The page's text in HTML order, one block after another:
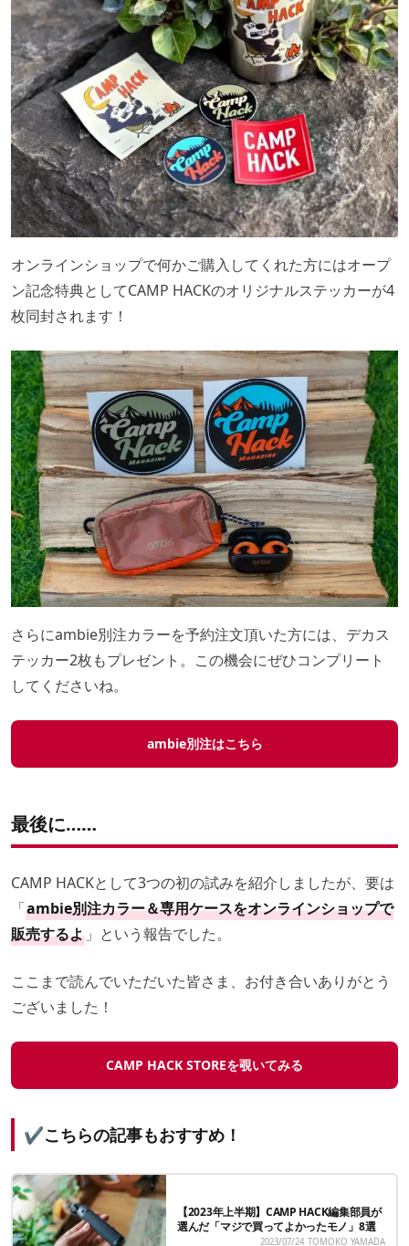
オンラインショップで何かご購入してくれた方にはオープ
ン記念特典としてCAMP HACKのオリジナルステッカーが4
枚同封されます！
さらにambie別注カラーを予約注文頂いた方には、デカス
テッカー2枚もプレゼント。この機会にぜひコンプリート
してくださいね。
ambie別注はこちら
最後に……
CAMP HACKとして3つの初の試みを紹介しましたが、要は
「ambie別注カラー＆専用ケースをオンラインショップで
販売するよ 」という報告でした。
ここまで読んでいただいた皆さま、お付き合いありがとう
ございました！
CAMP HACK STOREを覗いてみる
✔こちらの記事もおすすめ！
【2023年上半期】CAMP HACK編集部員が
選んだ「マジで買ってよかったモノ」8選
2023/07/24 TOMOKO YAMADA